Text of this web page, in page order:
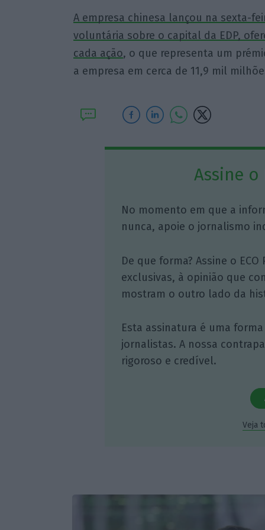
A empresa chinesa lançou na sexta-
voluntária sobre o capital da EDP,
cada ação, o que representa um
a empresa em cerca de 11,9 mil
Assine o
No momento em que a
nunca, apoie o jornalismo
De que forma? Assine o
exclusivas, à opinião que
mostram o outro lado da
Esta assinatura é uma
jornalistas. A nossa
rigoroso e credível.
Veja